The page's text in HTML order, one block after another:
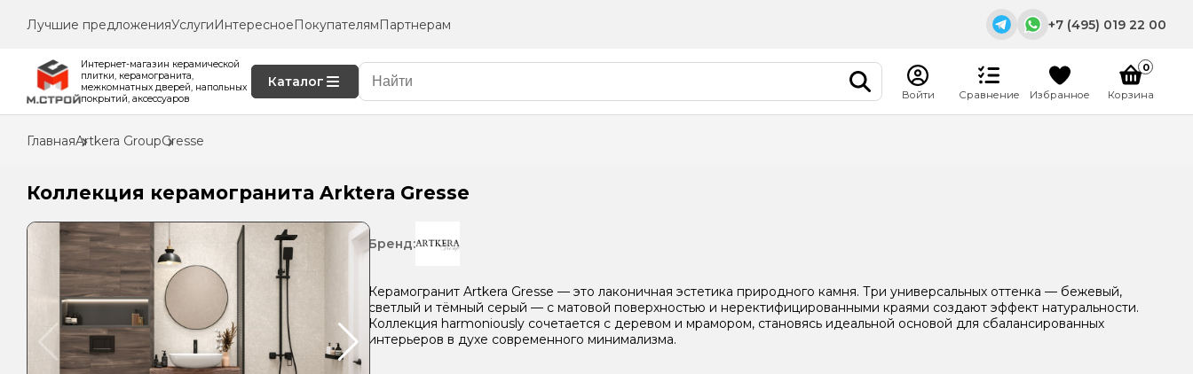
Лучшие предложенияУслугиИнтересноеПокупателямПартнерам +7 (495) 019 22 00
Интернет-магазин керамической
плитки, керамогранита,
межкомнатных дверей, напольных
покрытий, аксессуаров
Каталог
Войти Сравнение Избранное
0
Корзина
ГлавнаяArtkera GroupGresse
Коллекция керамогранита Arktera Gresse
Бренд:
Керамогранит Artkera Gresse — это лаконичная эстетика природного камня. Три универсальных оттенка — бежевый,
светлый и тёмный серый — с матовой поверхностью и неректифицированными краями создают эффект натуральности.
Коллекция harmoniously сочетается с деревом и мрамором, становясь идеальной основой для сбалансированных
интерьеров в духе современного минимализма.